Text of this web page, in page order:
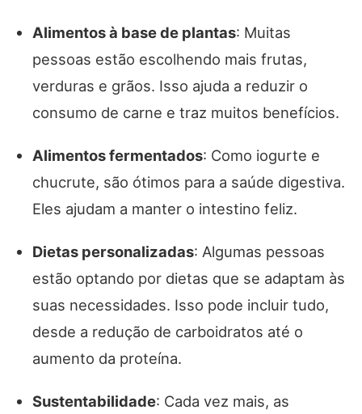
Alimentos à base de plantas: Muitas
pessoas estão escolhendo mais frutas,
verduras e grãos. Isso ajuda a reduzir o
consumo de carne e traz muitos benefícios.
Alimentos fermentados: Como iogurte e
chucrute, são ótimos para a saúde digestiva.
Eles ajudam a manter o intestino feliz.
Dietas personalizadas: Algumas pessoas
estão optando por dietas que se adaptam às
suas necessidades. Isso pode incluir tudo,
desde a redução de carboidratos até o
aumento da proteína.
Sustentabilidade: Cada vez mais, as